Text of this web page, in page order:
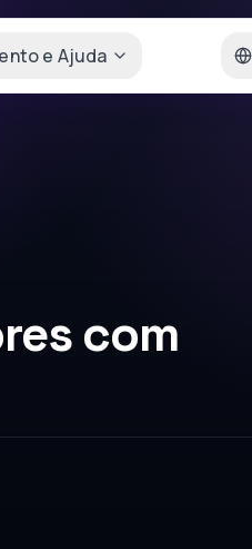
e Ajuda
com